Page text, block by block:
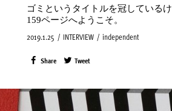
ゴミというタイトルを冠している
159ページへようこそ。
2019.1.25 / INTERVIEW / independent
Share Tweet